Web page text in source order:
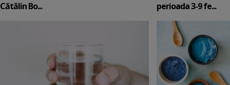
Cătălin Bo...
perioada 3-9 fe...